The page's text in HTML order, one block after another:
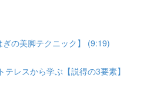
の美脚テクニック】 (9:19)
テレスから学ぶ【説得の3要素】